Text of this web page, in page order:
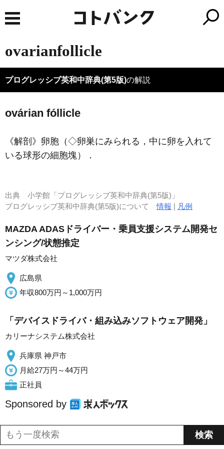
ovarianfollicle
プログレッシブ英和中辞典(第5版)の解説
ovárian fóllicle
《解剖》 卵胞（◇卵巣にみられる，中に卵を入れて
いる球形の細胞塊）
．
出典 小学館「プログレッシブ英和中辞典(第5版)」
プログレッシブ英和中辞典(第5版)について情報 | 凡例
MAZDA ADASドライバー・乗員支援システム開発セ
ンシング/状態推定
マツダ株式会社
広島県
年収800万円～1,000万円
「デバイスドライバ・組み込みソフトウェア開発」
カリーナシステム株式会社
兵庫県 神戸市
月給27万円～44万円
正社員
Sponsored by